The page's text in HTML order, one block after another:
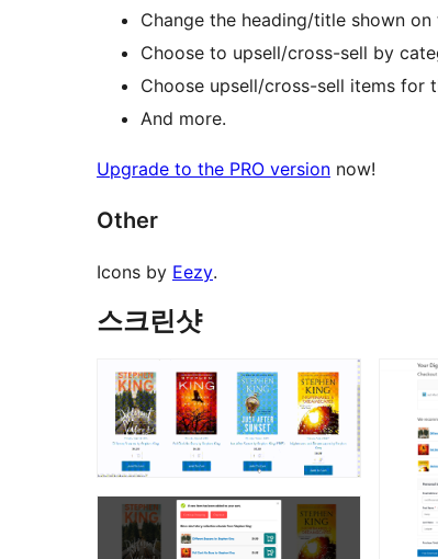
Change the heading/title shown
Choose to upsell/cross-sell by
Choose upsell/cross-sell items for
And more.
Upgrade to the PRO version now!
Other
Icons by Eezy.
스크린샷